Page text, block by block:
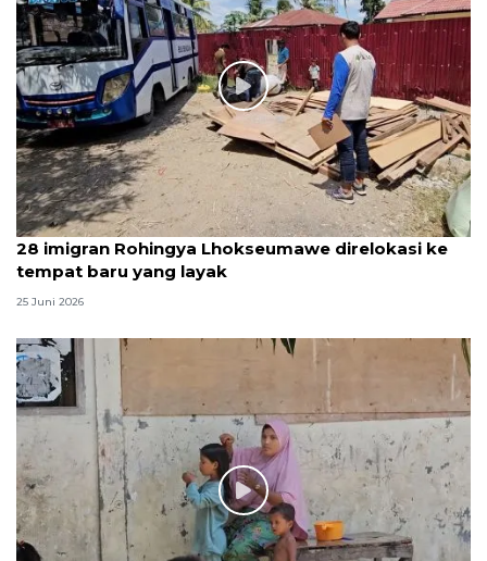
28 imigran Rohingya Lhokseumawe direlokasi ke
tempat baru yang layak
25 Juni 2026